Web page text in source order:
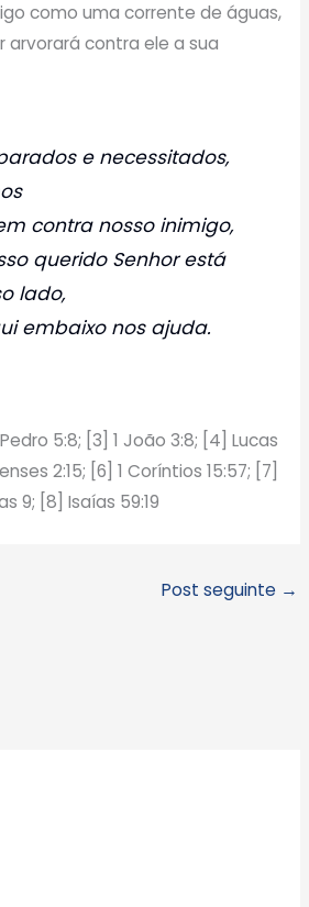
como uma corrente de águas,
arvorará contra ele a sua
e necessitados,
contra nosso inimigo,
querido Senhor está
lado,
embaixo nos ajuda.
5:8; [3] 1 João 3:8; [4] Lucas
2:15; [6] 1 Coríntios 15:57; [7]
9; [8] Isaías 59:19
Post seguinte →